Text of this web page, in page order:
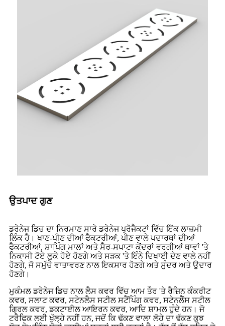
ਉਤਪਾਦ ਗੁਣ
ਡਰੇਨੇਜ ਡਿਚ ਦਾ ਨਿਰਮਾਣ ਸਾਰੇ ਡਰੇਨੇਜ ਪ੍ਰੋਜੈਕਟਾਂ ਵਿੱਚ ਇੱਕ ਲਾਜ਼ਮੀ
ਲਿੰਕ ਹੈ। ਖਾਣ-ਪੀਣ ਦੀਆਂ ਫੈਕਟਰੀਆਂ, ਪੀਣ ਵਾਲੇ ਪਦਾਰਥਾਂ ਦੀਆਂ
ਫੈਕਟਰੀਆਂ, ਸ਼ਾਪਿੰਗ ਮਾਲਾਂ ਅਤੇ ਸੈਰ-ਸਪਾਟਾ ਕੇਂਦਰਾਂ ਵਰਗੀਆਂ ਥਾਵਾਂ 'ਤੇ
ਨਿਕਾਸੀ ਟੋਏ ਲੁਕੇ ਹੋਏ ਹੋਣਗੇ ਅਤੇ ਸੜਕ 'ਤੇ ਇੰਨੇ ਦਿਖਾਈ ਦੇਣ ਵਾਲੇ ਨਹੀਂ
ਹੋਣਗੇ, ਜੋ ਸਮੁੱਚੇ ਵਾਤਾਵਰਣ ਨਾਲ ਇਕਸਾਰ ਹੋਣਗੇ ਅਤੇ ਸੁੰਦਰ ਅਤੇ ਉਦਾਰ
ਹੋਣਗੇ।
ਮੁਕੰਮਲ ਡਰੇਨੇਜ ਡਿਚ ਨਾਲ ਲੈਸ ਕਵਰ ਵਿੱਚ ਆਮ ਤੌਰ 'ਤੇ ਰੈਜ਼ਿਨ ਕੰਕਰੀਟ
ਕਵਰ, ਸਲਾਟ ਕਵਰ, ਸਟੇਨਲੈਸ ਸਟੀਲ ਸਟੈਂਪਿੰਗ ਕਵਰ, ਸਟੇਨਲੈੱਸ ਸਟੀਲ
ਗ੍ਰਿਲ ਕਵਰ, ਡਕਟਾਈਲ ਆਇਰਨ ਕਵਰ, ਆਦਿ ਸ਼ਾਮਲ ਹੁੰਦੇ ਹਨ। ਜੋ
ਟਰੈਫਿਕ ਲਈ ਖੁੱਲ੍ਹੇ ਨਹੀਂ ਹਨ, ਜਦੋਂ ਕਿ ਢੱਕਣ ਵਾਲਾ ਲੋਹੇ ਦਾ ਢੱਕਣ ਕੁਝ